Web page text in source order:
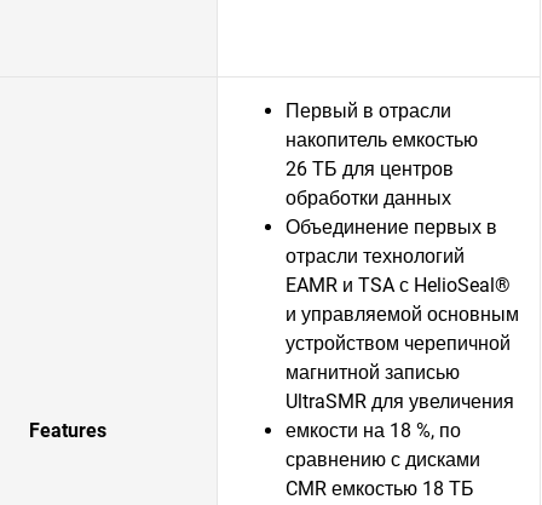
Features
Первый в отрасли
накопитель емкостью
26 ТБ для центров
обработки данных
Объединение первых в
отрасли технологий
EAMR и TSA с HelioSeal®
и управляемой основным
устройством черепичной
магнитной записью
UltraSMR для увеличения
емкости на 18 %, по
сравнению с дисками
CMR емкостью 18 ТБ